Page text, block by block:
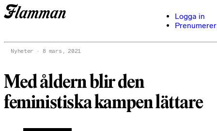
Logga in
Nyheter 8 mars, 2021
Med åldern blir den
feministiska kampen lättare